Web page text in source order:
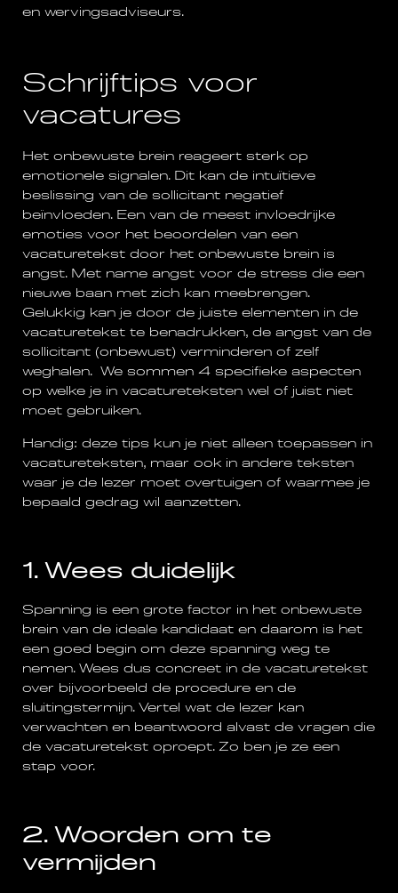
en wervingsadviseurs.
Schrijftips voor
vacatures
Het onbewuste brein reageert sterk op
emotionele signalen. Dit kan de intuïtieve
beslissing van de sollicitant negatief
beïnvloeden. Een van de meest invloedrijke
emoties voor het beoordelen van een
vacaturetekst door het onbewuste brein is
angst. Met name angst voor de stress die een
nieuwe baan met zich kan meebrengen.
Gelukkig kan je door de juiste elementen in de
vacaturetekst te benadrukken, de angst van de
sollicitant (onbewust) verminderen of zelf
weghalen. We sommen 4 specifieke aspecten
op welke je in vacatureteksten wel of juist niet
moet gebruiken.
Handig: deze tips kun je niet alleen toepassen in
vacatureteksten, maar ook in andere teksten
waar je de lezer moet overtuigen of waarmee je
bepaald gedrag wil aanzetten.
1. Wees duidelijk
Spanning is een grote factor in het onbewuste
brein van de ideale kandidaat en daarom is het
een goed begin om deze spanning weg te
nemen. Wees dus concreet in de vacaturetekst
over bijvoorbeeld de procedure en de
sluitingstermijn. Vertel wat de lezer kan
verwachten en beantwoord alvast de vragen die
de vacaturetekst oproept. Zo ben je ze een
stap voor.
2. Woorden om te
vermijden